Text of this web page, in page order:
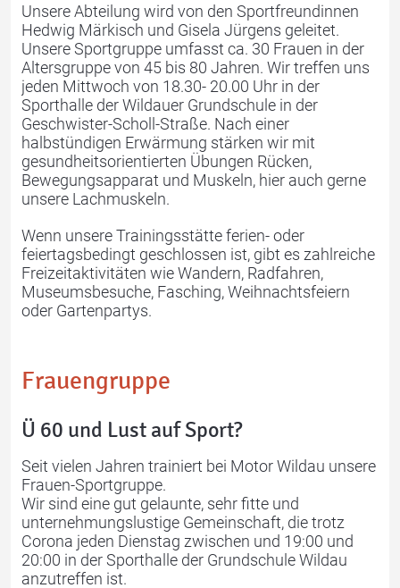
Unsere Abteilung wird von den Sportfreundinnen
Hedwig Märkisch und Gisela Jürgens geleitet.
Unsere Sportgruppe umfasst ca. 30 Frauen in der
Altersgruppe von 45 bis 80 Jahren. Wir treffen uns
jeden Mittwoch von 18.30- 20.00 Uhr in der
Sporthalle der Wildauer Grundschule in der
Geschwister-Scholl-Straße. Nach einer
halbstündigen Erwärmung stärken wir mit
gesundheitsorientierten Übungen Rücken,
Bewegungsapparat und Muskeln, hier auch gerne
unsere Lachmuskeln.
Wenn unsere Trainingsstätte ferien- oder
feiertagsbedingt geschlossen ist, gibt es zahlreiche
Freizeitaktivitäten wie Wandern, Radfahren,
Museumsbesuche, Fasching, Weihnachtsfeiern
oder Gartenpartys.
Frauengruppe
Ü 60 und Lust auf Sport?
Seit vielen Jahren trainiert bei Motor Wildau unsere
Frauen-Sportgruppe.
Wir sind eine gut gelaunte, sehr fitte und
unternehmungslustige Gemeinschaft, die trotz
Corona jeden Dienstag zwischen und 19:00 und
20:00 in der Sporthalle der Grundschule Wildau
anzutreffen ist.